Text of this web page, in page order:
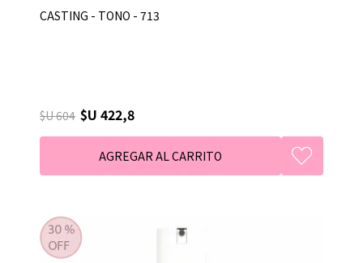
CASTING - TONO - 713
$U 604 $U 422,8